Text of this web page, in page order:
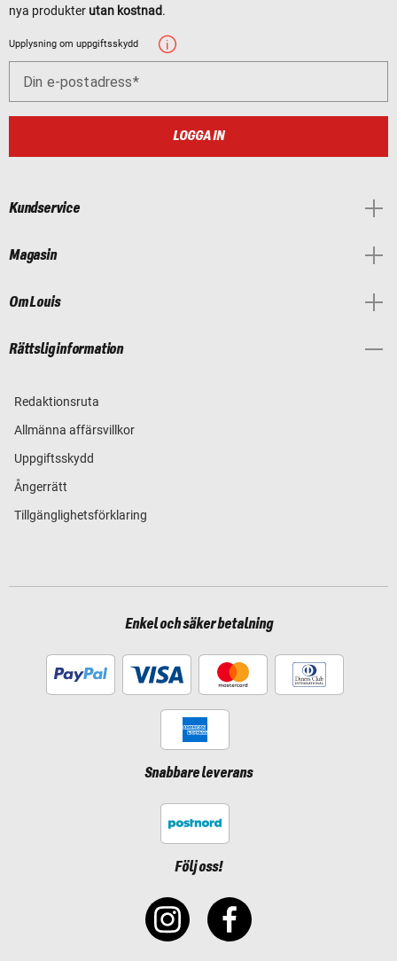
nya produkter utan kostnad.
Upplysning om uppgiftsskydd
Din e-postadress
LOGGA IN
Kundservice
Magasin
Om Louis
Rättslig information
Redaktionsruta
Allmänna affärsvillkor
Uppgiftsskydd
Ångerrätt
Tillgänglighetsförklaring
Enkel och säker betalning
Snabbare leverans
Följ oss!